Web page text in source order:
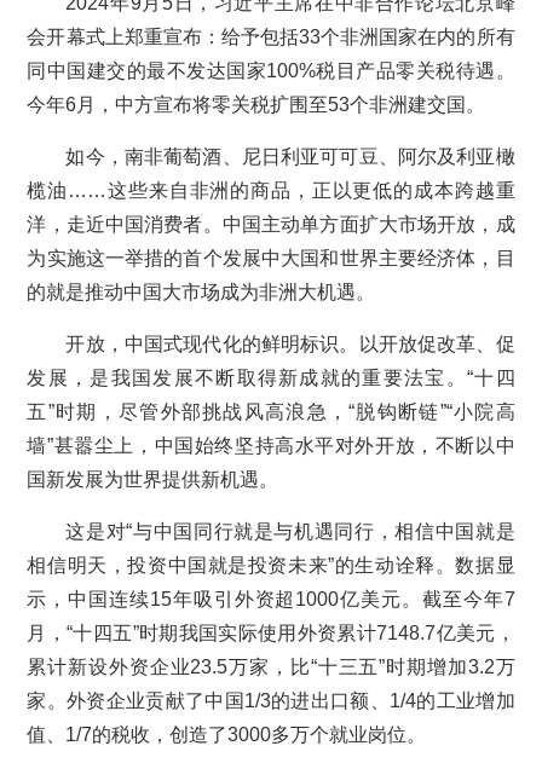
会开幕式上郑重宣布：给予包括33个非洲国家在内的所有
同中国建交的最不发达国家100%税目产品零关税待遇。
今年6月，中方宣布将零关税扩围至53个非洲建交国。
如今，南非葡萄酒、尼日利亚可可豆、阿尔及利亚橄
榄油……这些来自非洲的商品，正以更低的成本跨越重
洋，走近中国消费者。中国主动单方面扩大市场开放，成
为实施这一举措的首个发展中大国和世界主要经济体，目
的就是推动中国大市场成为非洲大机遇。
开放，中国式现代化的鲜明标识。以开放促改革、促
发展，是我国发展不断取得新成就的重要法宝。“十四
五”时期，尽管外部挑战风高浪急，“脱钩断链”“小院高
墙”甚嚣尘上，中国始终坚持高水平对外开放，不断以中
国新发展为世界提供新机遇。
这是对“与中国同行就是与机遇同行，相信中国就是
相信明天，投资中国就是投资未来”的生动诠释。数据显
示，中国连续15年吸引外资超1000亿美元。截至今年7
月，“十四五”时期我国实际使用外资累计7148.7亿美元，
累计新设外资企业23.5万家，比“十三五”时期增加3.2万
家。外资企业贡献了中国1/3的进出口额、1/4的工业增加
值、1/7的税收，创造了3000多万个就业岗位。